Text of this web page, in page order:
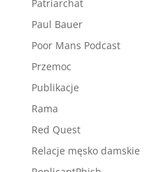
Patriarchat
Paul Bauer
Poor Mans Podcast
Przemoc
Publikacje
Rama
Red Quest
Relacje męsko damskie